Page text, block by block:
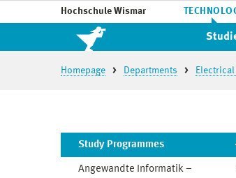
Hochschule Wismar
Homepage Departments
Study Programmes
Angewandte Informatik –